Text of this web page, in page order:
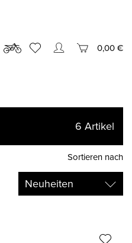
0,00 €
6 Artikel
Sortieren nach